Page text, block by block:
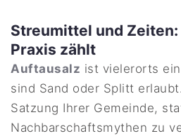
Streumittel und Zeiten:
Praxis zählt
Auftausalz ist vielerorts
sind Sand oder Splitt
Satzung Ihrer Gemeinde,
Nachbarschaftsmythen zu